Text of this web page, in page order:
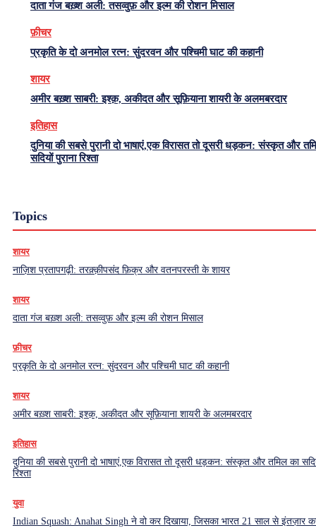
दाता गंज बख़्श अली: तसव्वुफ़ और इल्म की रोशन मिसाल
फ़ीचर
प्रकृति के दो अनमोल रत्न: सुंदरवन और पश्चिमी घाट की कहानी
शायर
अमीर बख़्श साबरी: इश्क़, अकीदत और सूफ़ियाना शायरी के अलमबरदार
इतिहास
दुनिया की सबसे पुरानी दो भाषाएं,एक विरासत तो दूसरी धड़कन: संस्कृत और
सदियों पुराना रिश्ता
Topics
शायर
नाज़िश प्रतापगढ़ी: तरक़्क़ीपसंद फ़िक्र और वतनपरस्ती के शायर
शायर
दाता गंज बख़्श अली: तसव्वुफ़ और इल्म की रोशन मिसाल
फ़ीचर
प्रकृति के दो अनमोल रत्न: सुंदरवन और पश्चिमी घाट की कहानी
शायर
अमीर बख़्श साबरी: इश्क़, अकीदत और सूफ़ियाना शायरी के अलमबरदार
इतिहास
दुनिया की सबसे पुरानी दो भाषाएं,एक विरासत तो दूसरी धड़कन: संस्कृत और तमिल का
रिश्ता
युवा
Indian Squash: Anahat Singh ने वो कर दिखाया, जिसका भारत 21 साल से इंतज़ार